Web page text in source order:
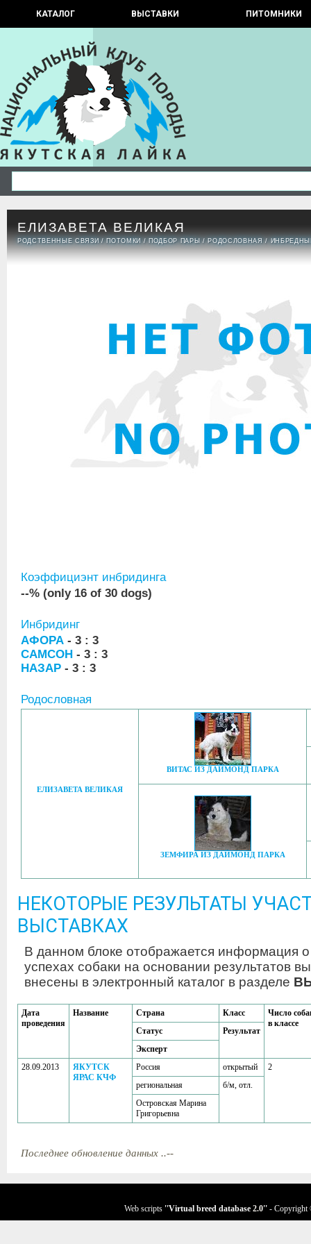
КАТАЛОГ ВЫСТАВКИ ПИТОМНИКИ
ЕЛИЗАВЕТА ВЕЛИКАЯ
РОДСТВЕННЫЕ СВЯЗИ /ПОТОМКИ /ПОДБОР ПАРЫ /РОДОСЛОВНАЯ /
Коэффициэнт инбридинга
--% (only 16 of 30 dogs)
Инбридинг
АФОРА - 3 : 3
САМСОН - 3 : 3
НАЗАР - 3 : 3
Родословная
ЕЛИЗАВЕТА ВЕЛИКАЯ
ВИТАС ИЗ ДАЙМОНД ПАРКА
ЗЕМФИРА ИЗ ДАЙМОНД ПАРКА
НЕКОТОРЫЕ РЕЗУЛЬТАТЫ
ВЫСТАВКАХ
В данном блоке отображается информация
успехах собаки на основании результатов
внесены в электронный каталог в разделе
Дата
проведения
Название Страна Класс
Число
в классе
Статус
Результат
Эксперт
28.09.2013
ЯКУТСК
ЯРАС КЧФ
Россия открытый
2
региональная
б/м, отл.
Островская Марина
Григорьевна
Последнее обновление данных ..--
Web scripts ''Virtual breed database 2.0'' - Copyright